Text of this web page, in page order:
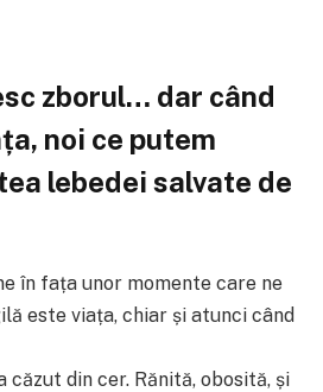
zborul… dar când
noi ce putem
lebedei salvate de
în fața unor momente care ne
este viața, chiar și atunci când
căzut din cer. Rănită, obosită, și